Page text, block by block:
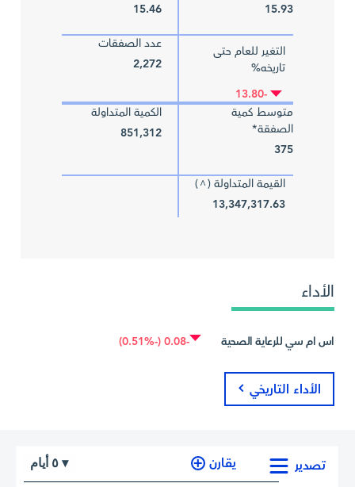
15.93
15.46
التغير للعام حتى
تاريخه%
-13.80
عدد الصفقات
2,272
متوسط كمية
الصفقة*
375
الكمية المتداولة
851,312
القيمة المتداولة ( ^
)
13,347,317.63
الأداء
اس ام سي للرعاية الصحية -0.08 (-0.51%)
الأداء التاريخي
يقارن تصدير ٥ أيام ▾